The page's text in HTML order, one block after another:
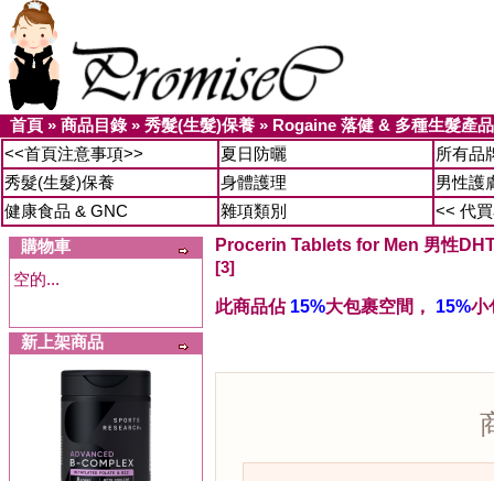
首頁 » 商品目錄» 秀髮(生髮)保養 » Rogaine 落健 & 多種生髮產品
<<首頁注意事項>>
夏日防曬
所有品
秀髮(生髮)保養
身體護理
男性護
健康食品 & GNC
雜項類別
<< 代
購物車
空的...
新上架商品
Procerin Tablets for Men 男性
[3]
此商品佔 15%大包裹空間， 15%小